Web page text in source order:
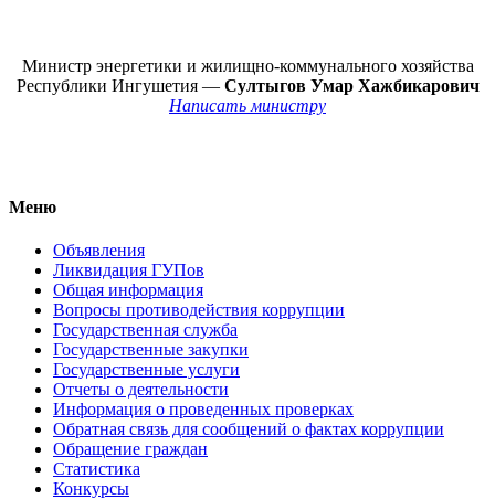
Министр энергетики и жилищно-коммунального хозяйства
Республики Ингушетия — Султыгов Умар Хажбикарович
Написать министру
Меню
Объявления
Ликвидация ГУПов
Общая информация
Вопросы противодействия коррупции
Государственная служба
Государственные закупки
Государственные услуги
Отчеты о деятельности
Информация о проведенных проверках
Обратная связь для сообщений о фактах коррупции
Обращение граждан
Статистика
Конкурсы